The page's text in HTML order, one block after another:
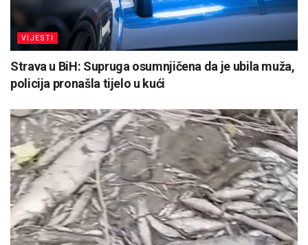
VIJESTI
Strava u BiH: Supruga osumnjičena da je ubila muža,
policija pronašla tijelo u kući